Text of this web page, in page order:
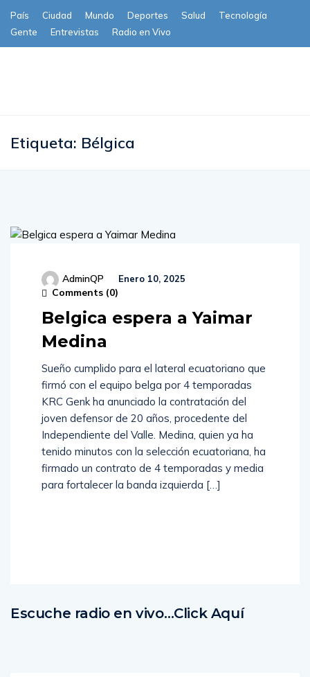
País Ciudad Mundo Deportes Salud
Tecnología
Gente
Entrevistas Radio en Vivo
Etiqueta: Bélgica
AdminQP Enero 10, 2025
Comments (0)
Belgica espera a Yaimar
Medina
Sueño cumplido para el lateral ecuatoriano que
firmó con el equipo belga por 4 temporadas
KRC Genk ha anunciado la contratación del
joven defensor de 20 años, procedente del
Independiente del Valle. Medina, quien ya ha
tenido minutos con la selección ecuatoriana, ha
firmado un contrato de 4 temporadas y media
para fortalecer la banda izquierda […]
Escuche radio en vivo…Click Aquí